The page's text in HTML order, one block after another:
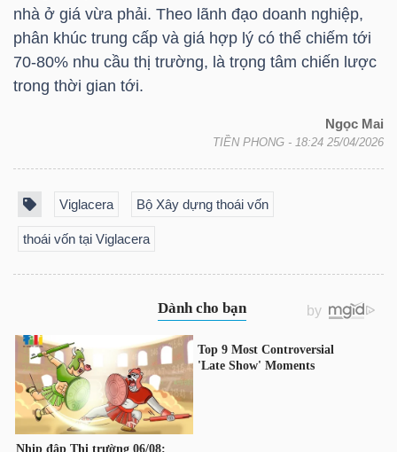
nhà ở giá vừa phải. Theo lãnh đạo doanh nghiệp,
phân khúc trung cấp và giá hợp lý có thể chiếm tới
70-80% nhu cầu thị trường, là trọng tâm chiến lược
trong thời gian tới.
Ngọc Mai
TIỀN PHONG - 18:24 25/04/2026
Viglacera Bộ Xây dựng thoái vốn
thoái vốn tại Viglacera
CÔNG
CỤ
ĐẦU
DỮ
(-)
VS-
SECTOR